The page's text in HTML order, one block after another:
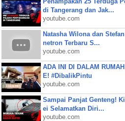
di Tangerang dan Jak...
youtube.com
Natasha Wilona dan
netron Terbaru S...
youtube.com
ADA INI DI DALAM
E! #DibalikPintu
youtube.com
Sampai Panjat Genteng!
ei Selamatkan Diri...
youtube.com